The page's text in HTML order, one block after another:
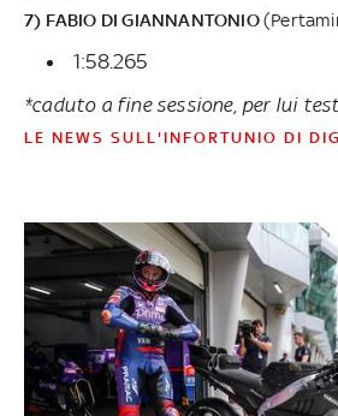
7) FABIO DI GIANNANTONIO
1:58.265
*caduto a fine sessione, per lui
LE NEWS SULL'INFORTUNIO DI